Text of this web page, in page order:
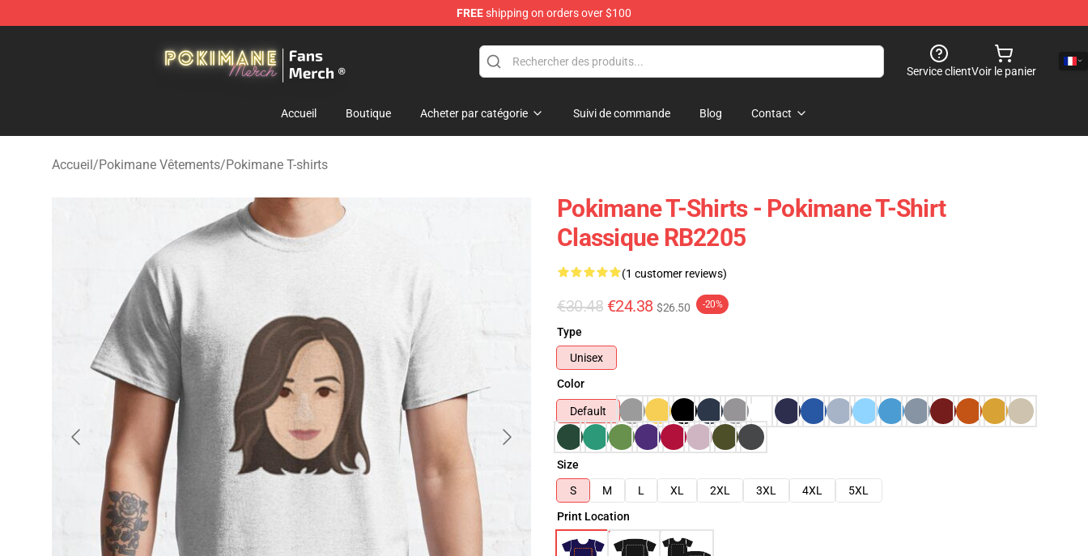
FREEshipping on orders over $100
Service clientVoir le panier
Accueil Boutique Acheter par catégorie Suivi de commande Blog Contact
Accueil/Pokimane Vêtements/Pokimane T-shirts
Pokimane T-Shirts - Pokimane T-Shirt
Classique RB2205
(1 customer reviews)
€30.48 €24.38 $26.50 -20%
Type
Unisex
Color
Default
Size
S
M L XL 2XL 3XL 4XL
5XL
Print Location